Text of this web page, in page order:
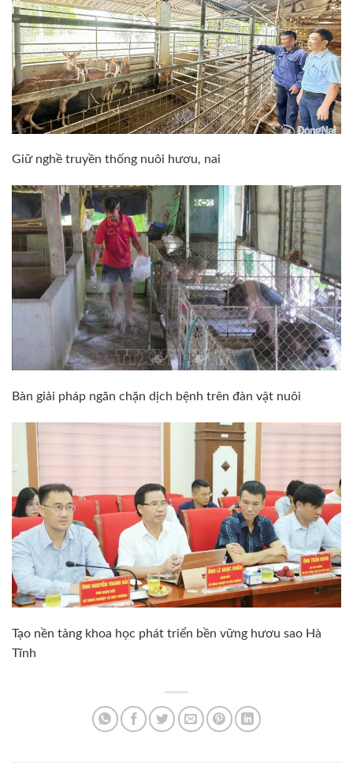
Giữ nghề truyền thống nuôi hươu, nai
Bàn giải pháp ngăn chặn dịch bệnh trên đàn vật nuôi
Tạo nền tảng khoa học phát triển bền vững hươu sao Hà
Tĩnh